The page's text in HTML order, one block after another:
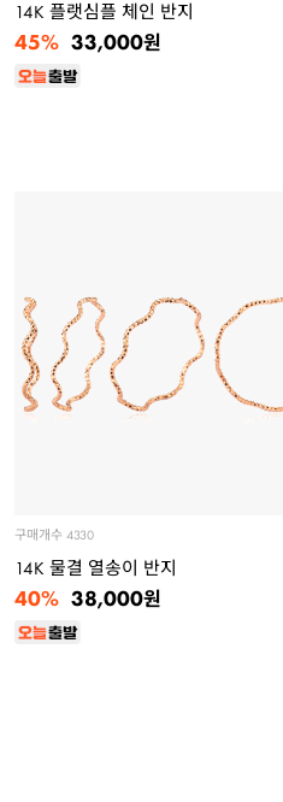
14K 플랫심플 체인 반지
33,000원
45%
구매개수4330
14K 물결 열송이 반지
38,000원
40%